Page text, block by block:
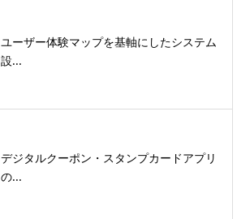
ユーザー体験マップを基軸にしたシステム
設...
デジタルクーポン・スタンプカードアプリ
の...